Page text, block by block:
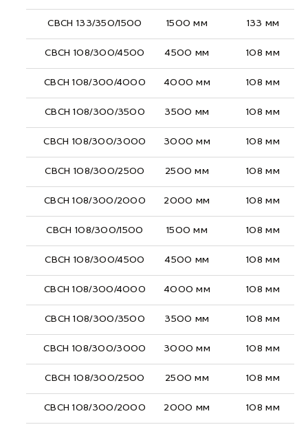
СВСН 133/350/1500 1500 мм 133 мм
СВСН 108/300/4500 4500 мм 108 мм
СВСН 108/300/4000 4000 мм 108 мм
СВСН 108/300/3500 3500 мм 108 мм
СВСН 108/300/3000 3000 мм 108 мм
СВСН 108/300/2500 2500 мм 108 мм
СВСН 108/300/2000 2000 мм 108 мм
СВСН 108/300/1500 1500 мм 108 мм
СВСН 108/300/4500 4500 мм 108 мм
СВСН 108/300/4000 4000 мм 108 мм
СВСН 108/300/3500 3500 мм 108 мм
СВСН 108/300/3000 3000 мм 108 мм
СВСН 108/300/2500 2500 мм 108 мм
СВСН 108/300/2000 2000 мм 108 мм